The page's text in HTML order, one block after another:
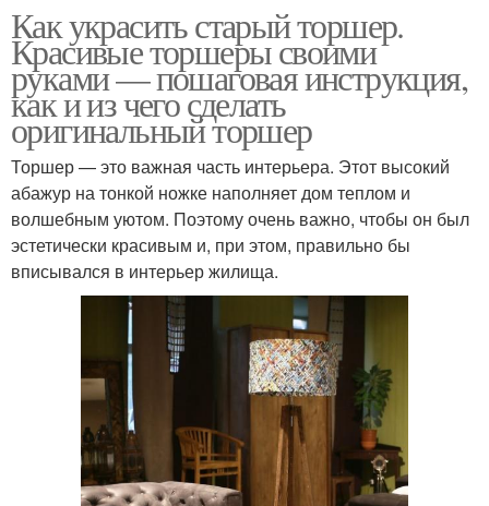
Как украсить старый торшер.
Красивые торшеры своими
руками — пошаговая инструкция,
как и из чего сделать
оригинальный торшер
Торшер — это важная часть интерьера. Этот высокий
абажур на тонкой ножке наполняет дом теплом и
волшебным уютом. Поэтому очень важно, чтобы он был
эстетически красивым и, при этом, правильно бы
вписывался в интерьер жилища.